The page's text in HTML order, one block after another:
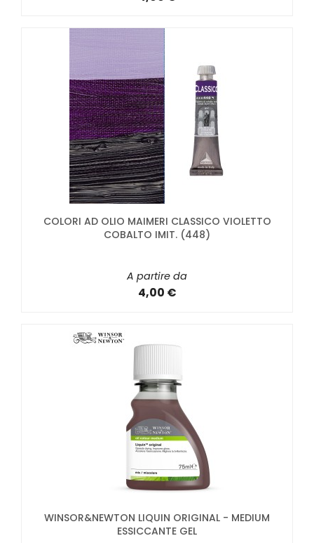
COLORI AD OLIO MAIMERI CLASSICO VIOLETTO
COBALTO IMIT. (448)
A partire da
4,00 €
WINSOR&NEWTON LIQUIN ORIGINAL - MEDIUM
ESSICCANTE GEL